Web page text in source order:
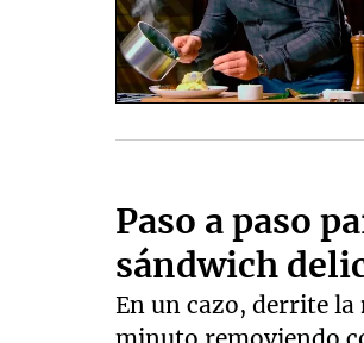
Paso a paso
sándwich
En un cazo, derrite la